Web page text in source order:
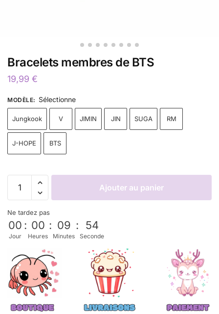
Bracelets membres de BTS
19,99 €
MODÈLE: Sélectionne
Jungkook V JIMIN JIN SUGA RM
J-HOPE BTS
Ajouter au panier
Ne tardez pas
00
Jour
: 00
Heures
: 09
Minutes
: 53
Seconde